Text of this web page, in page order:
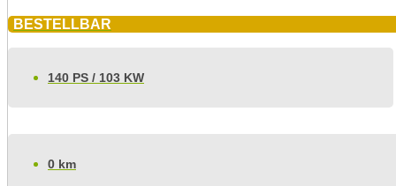
BESTELLBAR
140 PS / 103 KW
0 km